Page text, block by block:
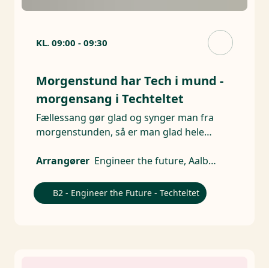
KL. 09:00 - 09:30
Morgenstund har Tech i mund -
morgensang i Techteltet
Fællessang gør glad og synger man fra
morgenstunden, så er man glad hele
Arrangører
Engineer the future, Aalborg Universitet - AAU, Ingeniørforeningen, IDA, DTU, Syddansk Universitet, AU Technical Sciences
B2 - Engineer the Future - Techteltet